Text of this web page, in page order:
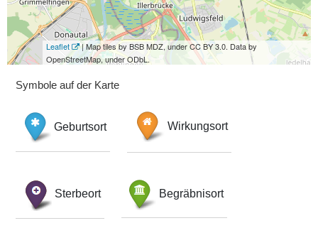
Leaflet
| Map tiles by BSB MDZ, under CC BY 3.0. Data by
OpenStreetMap, under ODbL.
Symbole auf der Karte
Geburtsort Wirkungsort
Sterbeort Begräbnisort